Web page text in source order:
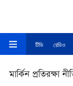
টিভি রেডিও
মার্কিন প্রতিরক্ষা